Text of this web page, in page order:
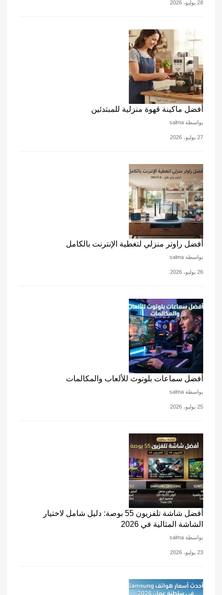
28 يوليو، 2026
أفضل ماكينة قهوة منزلية للمبتدئين
بواسطة salma
27 يوليو، 2026
أفضل راوتر منزلي لتغطية الإنترنت بالكامل
بواسطة salma
26 يوليو، 2026
أفضل سماعات بلوتوث للألعاب والمكالمات
بواسطة salma
25 يوليو، 2026
أفضل شاشة تلفزيون 55 بوصة: دليل شامل لاختيار
الشاشة المثالية في 2026
بواسطة salma
23 يوليو، 2026